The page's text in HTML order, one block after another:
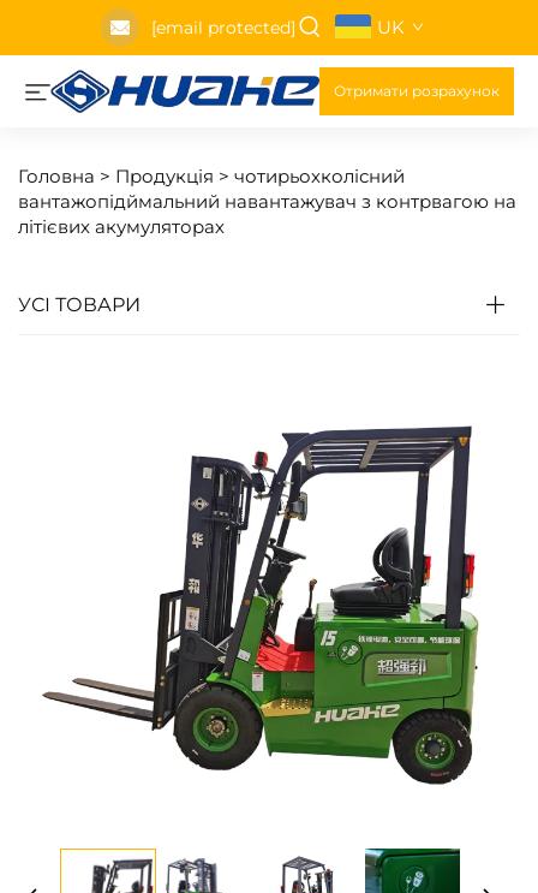
[email protected] UK
Отримати розрахунок
Головна > Продукція > чотирьохколісний
вантажопідймальний навантажувач з контрвагою на
літієвих акумуляторах
УСІ ТОВАРИ